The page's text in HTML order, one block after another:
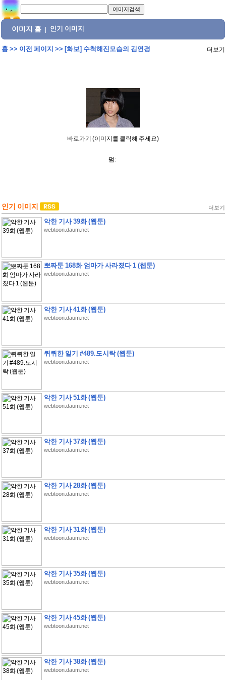
이미지 홈 인기 이미지
홈>> 이전 페이지 >> [화보] 수척해진모습의 김연경 더보기
바로가기 (이미지를 클릭해 주세요)
펌:
인기 이미지 더보기
악한 기사 39화 (웹툰)
webtoon.daum.net
뽀짜툰 168화 엄마가 사라졌다 1 (웹툰)
webtoon.daum.net
악한 기사 41화 (웹툰)
webtoon.daum.net
퀴퀴한 일기 #489.도시락 (웹툰)
webtoon.daum.net
악한 기사 51화 (웹툰)
webtoon.daum.net
악한 기사 37화 (웹툰)
webtoon.daum.net
악한 기사 28화 (웹툰)
webtoon.daum.net
악한 기사 31화 (웹툰)
webtoon.daum.net
악한 기사 35화 (웹툰)
webtoon.daum.net
악한 기사 45화 (웹툰)
webtoon.daum.net
악한 기사 38화 (웹툰)
webtoon.daum.net